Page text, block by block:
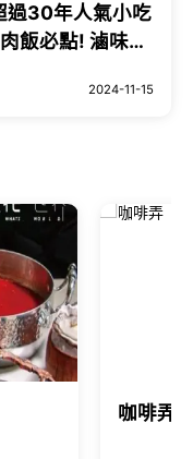
過30年人氣小吃
飯必點! 滷味小
2024-11-15
咖啡弄